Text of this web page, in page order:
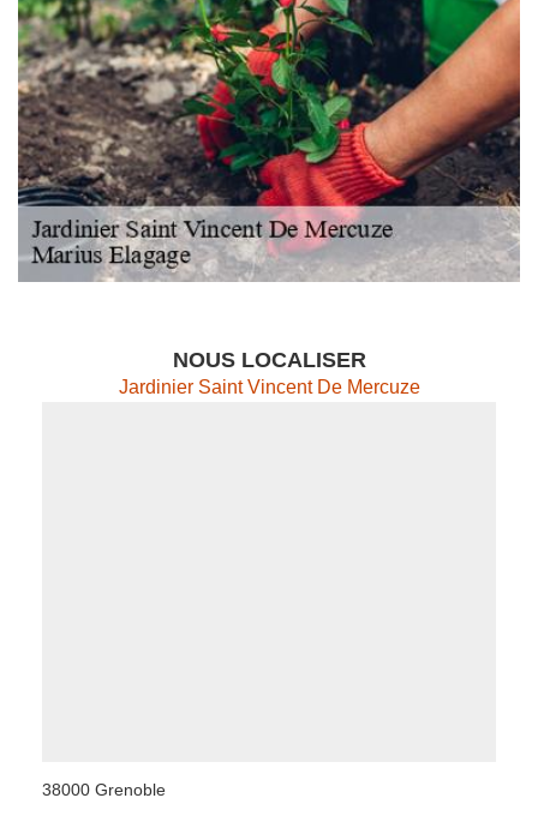
NOUS LOCALISER
Jardinier Saint Vincent De Mercuze
38000 Grenoble